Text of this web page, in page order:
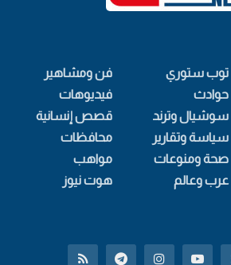
توب ستوري
حوادث
سوشيال وترند
سياسة وتقارير
صحة ومنوعات
عرب وعالم
فن ومشاهير
فيديوهات
قصص إنسانية
محافظات
مواهب
هوت نيوز